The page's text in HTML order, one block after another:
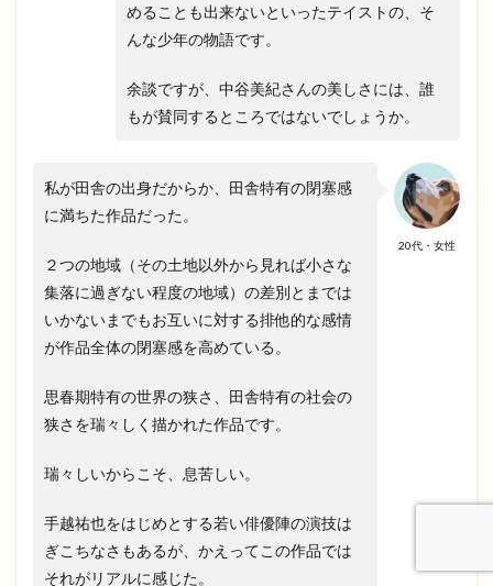
めることも出来ないといったテイストの、そ
んな少年の物語です。
余談ですが、中谷美紀さんの美しさには、誰
もが賛同するところではないでしょうか。
20代・女性
私が田舎の出身だからか、田舎特有の閉塞感
に満ちた作品だった。
２つの地域（その土地以外から見れば小さな
集落に過ぎない程度の地域）の差別とまでは
いかないまでもお互いに対する排他的な感情
が作品全体の閉塞感を高めている。
思春期特有の世界の狭さ、田舎特有の社会の
狭さを瑞々しく描かれた作品です。
瑞々しいからこそ、息苦しい。
手越祐也をはじめとする若い俳優陣の演技は
ぎこちなさもあるが、かえってこの作品では
それがリアルに感じた。